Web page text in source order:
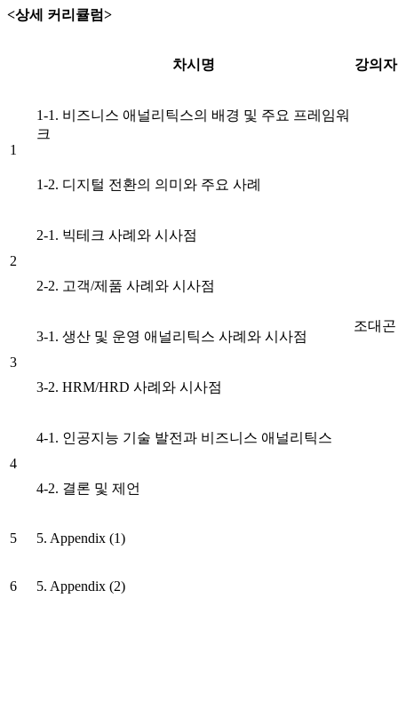
<상세 커리큘럼>
차시명 강의자
1
1-1. 비즈니스 애널리틱스의 배경 및 주요 프레임워
크
조대곤
1-2. 디지털 전환의 의미와 주요 사례
2
2-1. 빅테크 사례와 시사점
2-2. 고객/제품 사례와 시사점
3
3-1. 생산 및 운영 애널리틱스 사례와 시사점
3-2. HRM/HRD 사례와 시사점
4
4-1. 인공지능 기술 발전과 비즈니스 애널리틱스
4-2. 결론 및 제언
5 5. Appendix (1)
6 5. Appendix (2)